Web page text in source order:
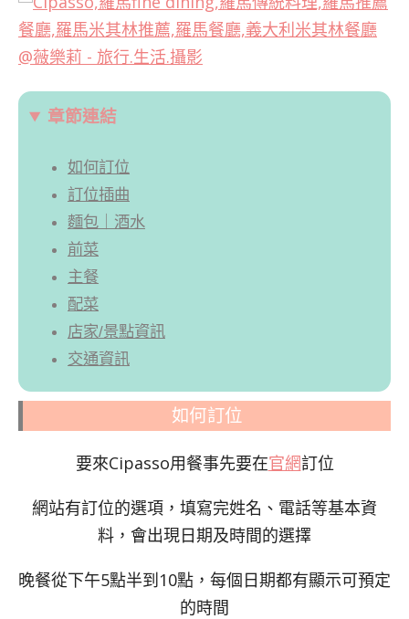
章節連結
如何訂位
訂位插曲
麵包｜酒水
前菜
主餐
配菜
店家/景點資訊
交通資訊
如何訂位
要來Cipasso用餐事先要在官網訂位
網站有訂位的選項，填寫完姓名、電話等基本資
料，會出現日期及時間的選擇
晚餐從下午5點半到10點，每個日期都有顯示可預定
的時間